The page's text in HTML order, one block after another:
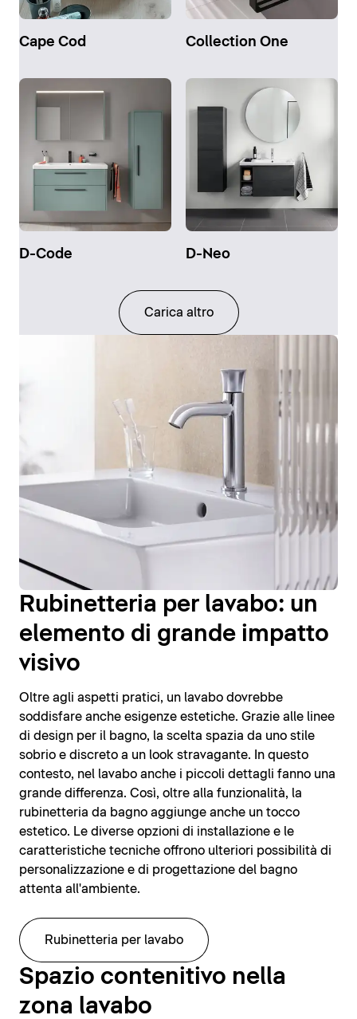
Cape Cod Collection One
D-Code D-Neo
Carica altro
Rubinetteria per lavabo: un
elemento di grande impatto
visivo
Oltre agli aspetti pratici, un lavabo dovrebbe
soddisfare anche esigenze estetiche. Grazie alle linee
di design per il bagno, la scelta spazia da uno stile
sobrio e discreto a un look stravagante. In questo
contesto, nel lavabo anche i piccoli dettagli fanno una
grande differenza. Così, oltre alla funzionalità, la
rubinetteria da bagno aggiunge anche un tocco
estetico. Le diverse opzioni di installazione e le
caratteristiche tecniche offrono ulteriori possibilità di
personalizzazione e di progettazione del bagno
attenta all'ambiente.
Rubinetteria per lavabo
Spazio contenitivo nella
zona lavabo